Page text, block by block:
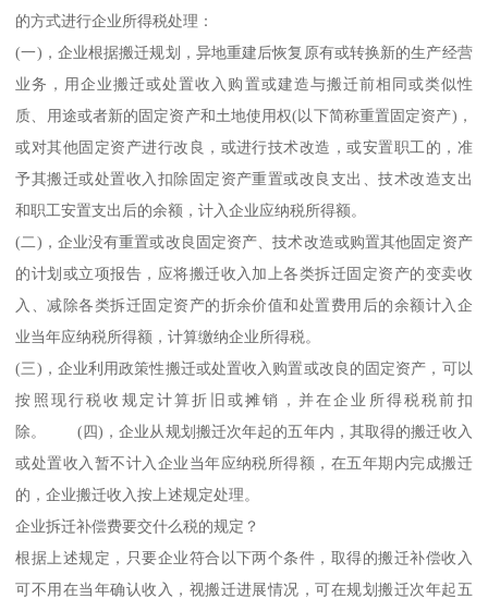
的方式进行企业所得税处理：
(一)，企业根据搬迁规划，异地重建后恢复原有或转换新的生产经营
业务，用企业搬迁或处置收入购置或建造与搬迁前相同或类似性
质、用途或者新的固定资产和土地使用权(以下简称重置固定资产)，
或对其他固定资产进行改良，或进行技术改造，或安置职工的，准
予其搬迁或处置收入扣除固定资产重置或改良支出、技术改造支出
和职工安置支出后的余额，计入企业应纳税所得额。
(二)，企业没有重置或改良固定资产、技术改造或购置其他固定资产
的计划或立项报告，应将搬迁收入加上各类拆迁固定资产的变卖收
入、减除各类拆迁固定资产的折余价值和处置费用后的余额计入企
业当年应纳税所得额，计算缴纳企业所得税。
(三)，企业利用政策性搬迁或处置收入购置或改良的固定资产，可以
按照现行税收规定计算折旧或摊销，并在企业所得税税前扣
除。 (四)，企业从规划搬迁次年起的五年内，其取得的搬迁收入
或处置收入暂不计入企业当年应纳税所得额，在五年期内完成搬迁
的，企业搬迁收入按上述规定处理。
企业拆迁补偿费要交什么税的规定？
根据上述规定，只要企业符合以下两个条件，取得的搬迁补偿收入
可不用在当年确认收入，视搬迁进展情况，可在规划搬迁次年起五